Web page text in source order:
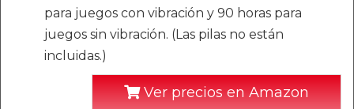
para juegos con vibración y 90 horas para
juegos sin vibración. (Las pilas no están
incluidas.)
Ver precios en Amazon